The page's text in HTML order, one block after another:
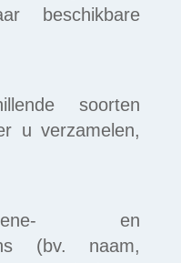
beschikbare
soorten
u verzamelen,
en
(bv. naam,